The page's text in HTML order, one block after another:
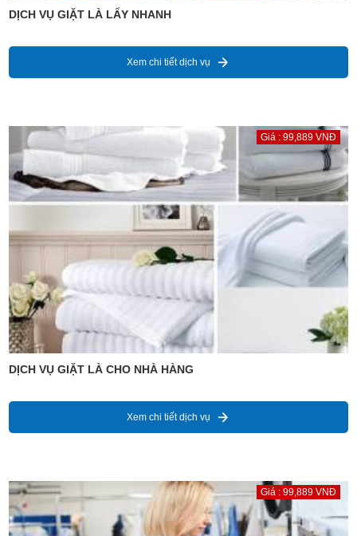
DỊCH VỤ GIẶT LÀ LẤY NHANH
Xem chi tiết dịch vụ
Giá : 99,889 VNĐ
DỊCH VỤ GIẶT LÀ CHO NHÀ HÀNG
Xem chi tiết dịch vụ
Giá : 99,889 VNĐ